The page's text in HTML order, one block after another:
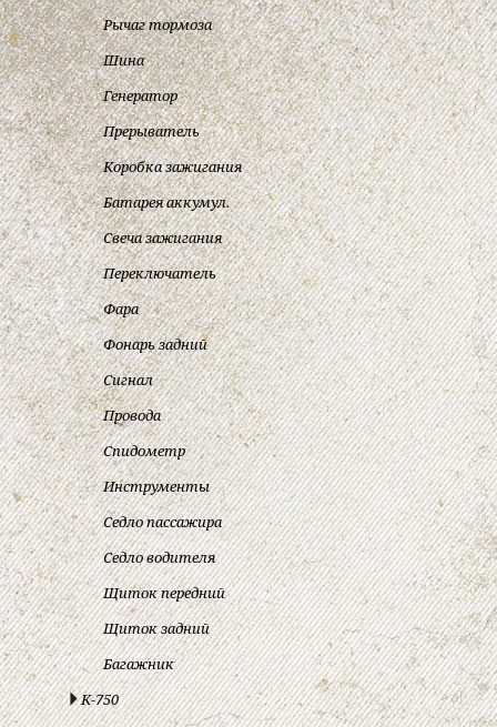
Рычаг тормоза
Шина
Генератор
Прерыватель
Коробка зажигания
Батарея аккумул.
Свеча зажигания
Переключатель
Фара
Фонарь задний
Сигнал
Провода
Спидометр
Инструменты
Седло пассажира
Седло водителя
Щиток передний
Щиток задний
Багажник
К-750